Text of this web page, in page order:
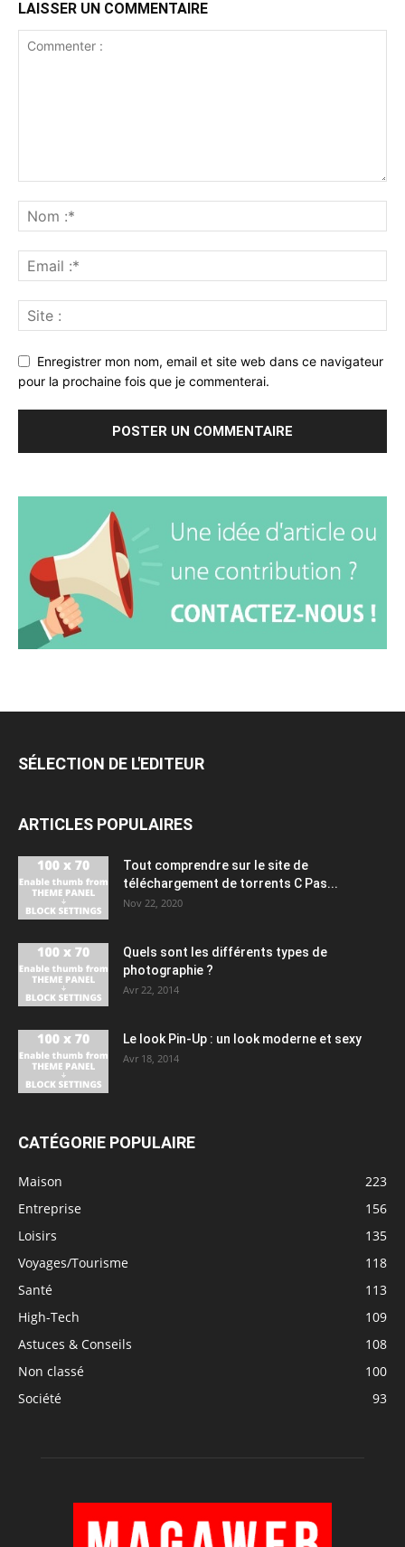
LAISSER UN COMMENTAIRE
Enregistrer mon nom, email et site web dans ce navigateur
pour la prochaine fois que je commenterai.
SÉLECTION DE L'EDITEUR
ARTICLES POPULAIRES
Tout comprendre sur le site de
téléchargement de torrents C Pas...
Nov 22, 2020
Quels sont les différents types de
photographie ?
Avr 22, 2014
Le look Pin-Up : un look moderne et sexy
Avr 18, 2014
CATÉGORIE POPULAIRE
Maison
223
Entreprise
156
Loisirs
135
Voyages/Tourisme
118
Santé
113
High-Tech
109
Astuces & Conseils
108
Non classé
100
Société
93